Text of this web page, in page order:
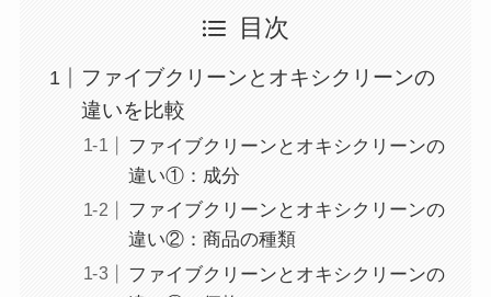
目次
ファイブクリーンとオキシクリーンの
違いを比較
ファイブクリーンとオキシクリーンの
違い①：成分
ファイブクリーンとオキシクリーンの
違い②：商品の種類
ファイブクリーンとオキシクリーンの